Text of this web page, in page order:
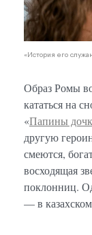
«История его
Образ Ромы
кататься на
«Папины
другую
смеются,
восходящая
поклонниц.
— в